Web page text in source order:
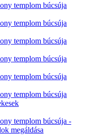
templom búcsúja
templom búcsúja
templom búcsúja
templom búcsúja
templom búcsúja
templom búcsúja
templom búcsúja -
megáldása